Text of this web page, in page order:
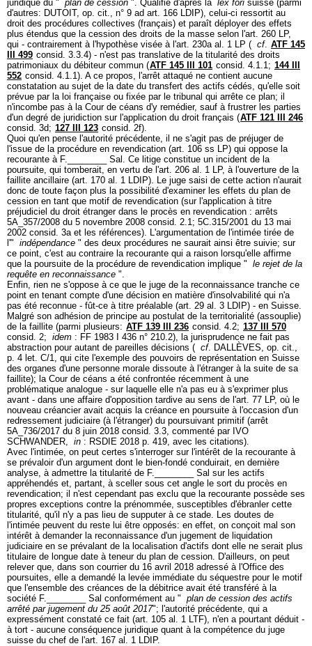
juridique du " plan de cession ". Qualifié d'après la lex fori suisse (parmi
d'autres: DUTOIT, op. cit., n° 9 ad art. 166 LDIP), celui-ci ressortit au
droit des procédures collectives (français) et paraît déployer des effets
plus étendus que la cession des droits de la masse selon l'art. 260 LP,
qui - contrairement à l'hypothèse visée à l'art. 230a al. 1 LP ( cf. ATF 145
III 499 consid. 3.3.4) - n'est pas translative de la titularité des droits
patrimoniaux du débiteur commun (ATF 145 III 101 consid. 4.1.1; 144 III
552 consid. 4.1.1). A ce propos, l'arrêt attaqué ne contient aucune
constatation au sujet de la date du transfert des actifs cédés, qu'elle soit
prévue par la loi française ou fixée par le tribunal qui arrête ce plan; il
n'incombe pas à la Cour de céans d'y remédier, sauf à frustrer les parties
d'un degré de juridiction sur l'application du droit français (ATF 121 III 246
consid. 3d; 127 III 123 consid. 2f).
Quoi qu'en pense l'autorité précédente, il ne s'agit pas de préjuger de
l'issue de la procédure en revendication (art. 106 ss LP) qui oppose la
recourante à F.________ Sal. Ce litige constitue un incident de la
poursuite, qui tomberait, en vertu de l'art. 206 al. 1 LP, à l'ouverture de la
faillite ancillaire (art. 170 al. 1 LDIP). Le juge saisi de cette action n'aurait
donc de toute façon plus la possibilité d'examiner les effets du plan de
cession en tant que motif de revendication (sur l'application à titre
préjudiciel du droit étranger dans le procès en revendication : arrêts
5A_357/2008 du 5 novembre 2008 consid. 2.1; 5C.315/2001 du 13 mai
2002 consid. 3a et les références). L'argumentation de l'intimée tirée de
l'" indépendance " des deux procédures ne saurait ainsi être suivie; sur
ce point, c'est au contraire la recourante qui a raison lorsqu'elle affirme
que la poursuite de la procédure de revendication implique " le rejet de la
requête en reconnaissance ".
Enfin, rien ne s'oppose à ce que le juge de la reconnaissance tranche ce
point en tenant compte d'une décision en matière d'insolvabilité qui n'a
pas été reconnue - fût-ce à titre préalable (art. 29 al. 3 LDIP) - en Suisse.
Malgré son adhésion de principe au postulat de la territorialité (assouplie)
de la faillite (parmi plusieurs: ATF 139 III 236 consid. 4.2; 137 III 570
consid. 2; idem : FF 1983 I 436 n° 210.2), la jurisprudence ne fait pas
abstraction pour autant de pareilles décisions ( cf. DALLÈVES, op. cit.,
p. 4 let. C/1, qui cite l'exemple des pouvoirs de représentation en Suisse
des organes d'une personne morale dissoute à l'étranger à la suite de sa
faillite); la Cour de céans a été confrontée récemment à une
problématique analogue - sur laquelle elle n'a pas eu à s'exprimer plus
avant - dans une affaire d'opposition tardive au sens de l'art. 77 LP, où le
nouveau créancier avait acquis la créance en poursuite à l'occasion d'un
redressement judiciaire (à l'étranger) du poursuivant primitif (arrêt
5A_736/2017 du 8 juin 2018 consid. 3.3, commenté par IVO
SCHWANDER, in : RSDIE 2018 p. 419, avec les citations).
Avec l'intimée, on peut certes s'interroger sur l'intérêt de la recourante à
se prévaloir d'un argument dont le bien-fondé conduirait, en dernière
analyse, à admettre la titularité de F.________ Sal sur les actifs
appréhendés et, partant, à sceller sous cet angle le sort du procès en
revendication; il n'est cependant pas exclu que la recourante possède ses
propres exceptions contre la prénommée, susceptibles d'ébranler cette
titularité, qu'il n'y a pas lieu de supputer à ce stade. Les doutes de
l'intimée peuvent du reste lui être opposés: en effet, on conçoit mal son
intérêt à demander la reconnaissance d'un jugement de liquidation
judiciaire en se prévalant de la localisation d'actifs dont elle ne serait plus
titulaire de longue date à teneur du plan de cession. D'ailleurs, on peut
relever que, dans son courrier du 16 avril 2018 adressé à l'Office des
poursuites, elle a demandé la levée immédiate du séquestre pour le motif
que l'ensemble des créances de la débitrice avait été transféré à la
société F.________ Sal conformément au " plan de cession des actifs
arrêté par jugement du 25 août 2017"; l'autorité précédente, qui a
expressément constaté ce fait (art. 105 al. 1 LTF), n'en a pourtant déduit -
à tort - aucune conséquence juridique quant à la compétence du juge
suisse du chef de l'art. 167 al. 1 LDIP.